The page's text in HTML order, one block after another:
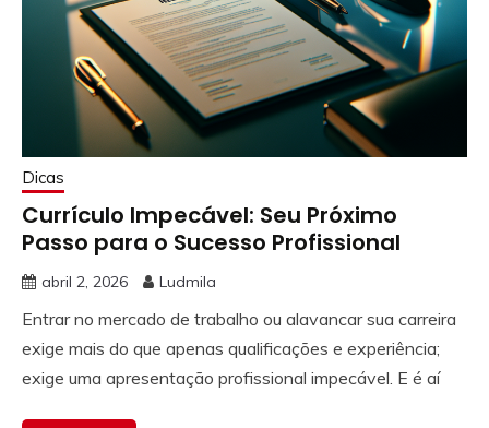
Dicas
Currículo Impecável: Seu Próximo
Passo para o Sucesso Profissional
abril 2, 2026 Ludmila
Entrar no mercado de trabalho ou alavancar sua carreira
exige mais do que apenas qualificações e experiência;
exige uma apresentação profissional impecável. E é aí